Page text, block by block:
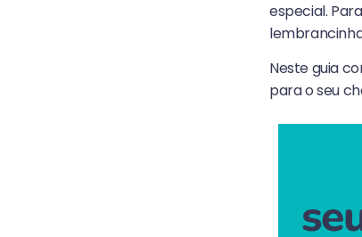
especial.
Neste guia
para o seu